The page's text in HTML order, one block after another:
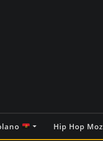
Hip Hop Moz